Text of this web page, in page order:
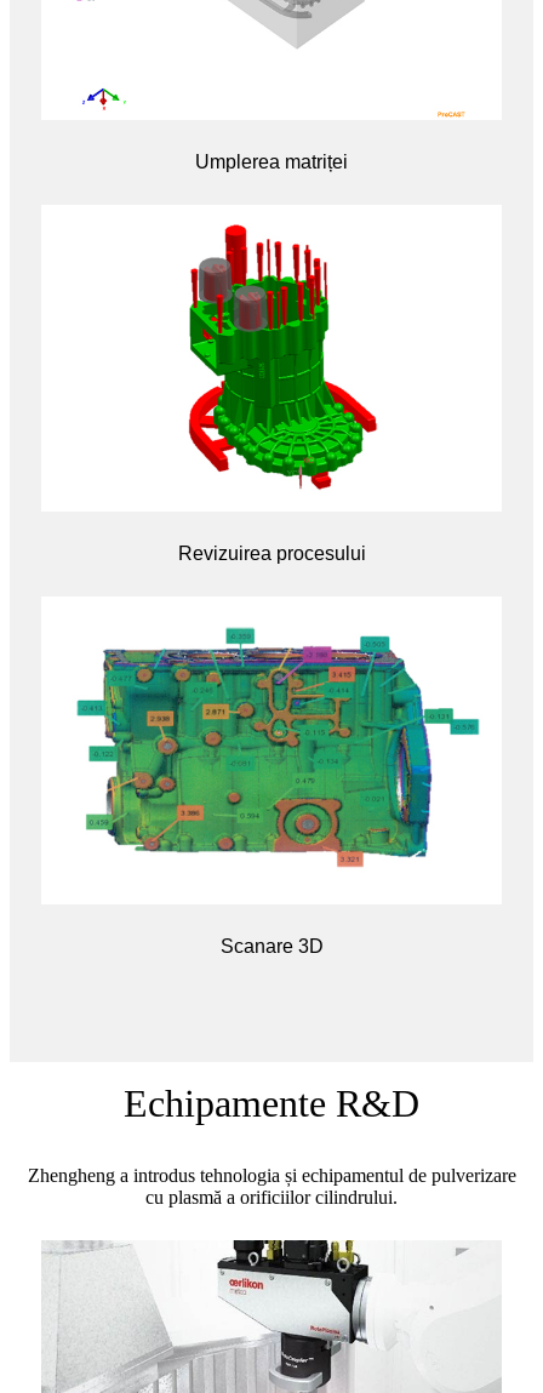
Umplerea matriței
Revizuirea procesului
Scanare 3D
Echipamente R&D
Zhengheng a introdus tehnologia și echipamentul de pulverizare
cu plasmă a orificiilor cilindrului.